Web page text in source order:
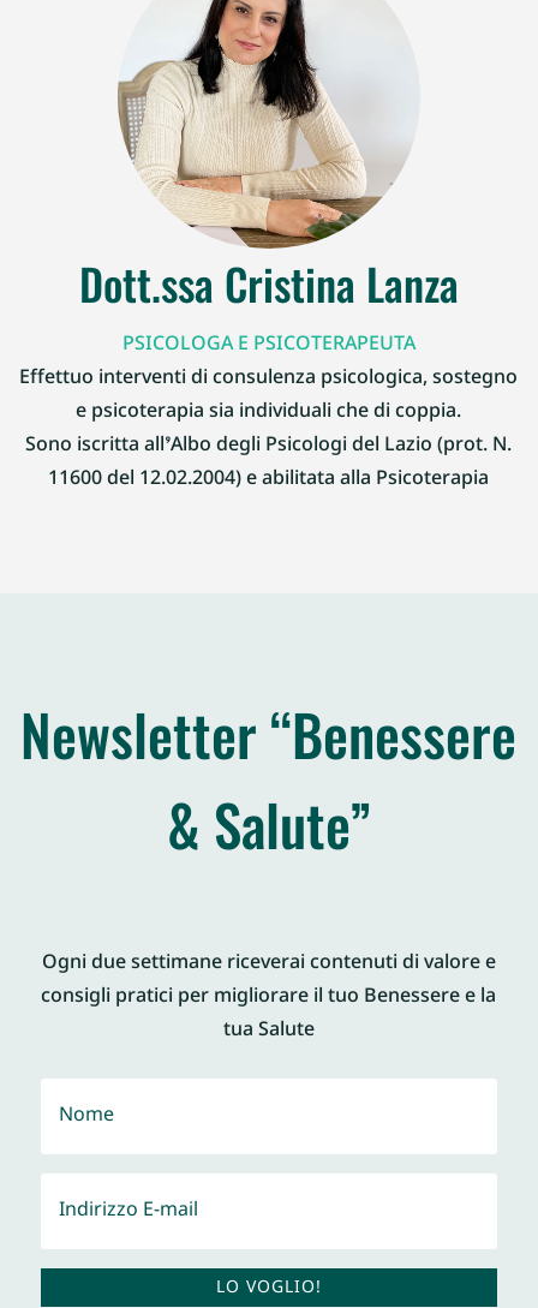
Dott.ssa Cristina Lanza
PSICOLOGA E PSICOTERAPEUTA
Effettuo interventi di consulenza psicologica, sostegno
e psicoterapia sia individuali che di coppia.
Sono iscritta all’Albo degli Psicologi del Lazio (prot. N.
11600 del 12.02.2004) e abilitata alla Psicoterapia
Newsletter “Benessere
& Salute”
Ogni due settimane riceverai contenuti di valore e
consigli pratici per migliorare il tuo Benessere e la
tua Salute
LO VOGLIO!